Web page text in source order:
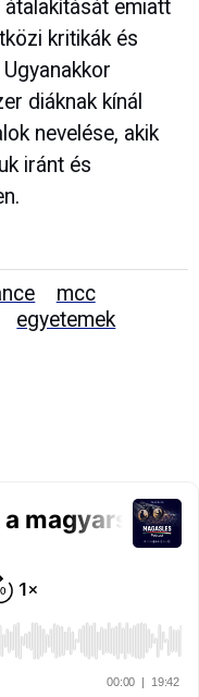
emiatt
kritikák és
diáknak kínál
nevelése, akik
iránt és
mcc
egyetemek